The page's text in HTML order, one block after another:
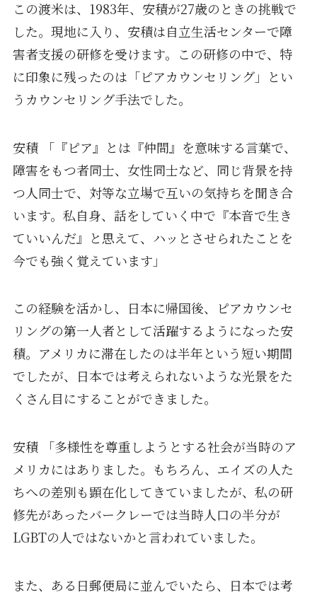
この渡米は、1983年、安積が27歳のときの挑戦で
した。現地に入り、安積は自立生活センターで障
害者支援の研修を受けます。この研修の中で、特
に印象に残ったのは「ピアカウンセリング」とい
うカウンセリング手法でした。
安積 「『ピア』とは『仲間』を意味する言葉で、
障害をもつ者同士、女性同士など、同じ背景を持
つ人同士で、対等な立場で互いの気持ちを聞き合
います。私自身、話をしていく中で『本音で生き
ていいんだ』と思えて、ハッとさせられたことを
今でも強く覚えています」
この経験を活かし、日本に帰国後、ピアカウンセ
リングの第一人者として活躍するようになった安
積。アメリカに滞在したのは半年という短い期間
でしたが、日本では考えられないような光景をた
くさん目にすることができました。
安積 「多様性を尊重しようとする社会が当時のア
メリカにはありました。もちろん、エイズの人た
ちへの差別も顕在化してきていましたが、私の研
修先があったバークレーでは当時人口の半分が
LGBTの人ではないかと言われていました。
また、ある日郵便局に並んでいたら、日本では考